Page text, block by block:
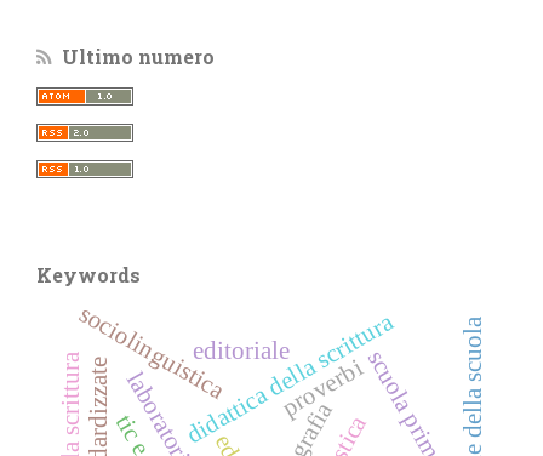
Ultimo numero
Keywords
didattica della scrittura
sociolinguistica scuola primaria
editoriale parole della scuola
proverbi